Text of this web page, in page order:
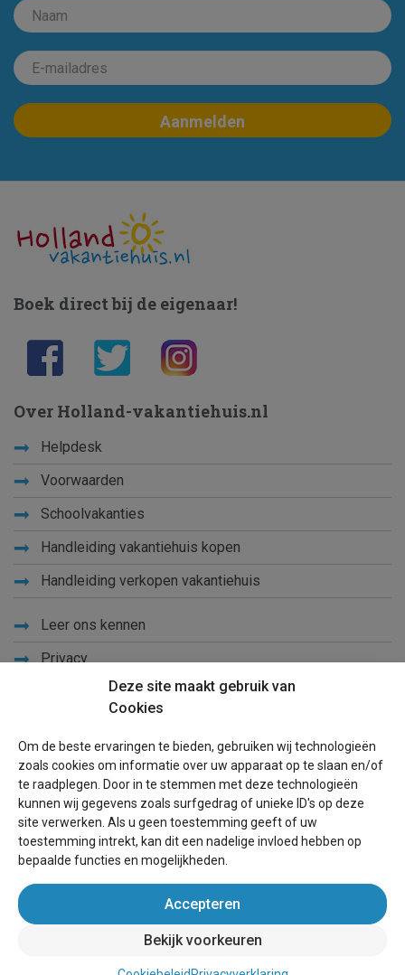
Deze site maakt gebruik van
Cookies
Om de beste ervaringen te bieden, gebruiken wij technologieën
zoals cookies om informatie over uw apparaat op te slaan en/of
te raadplegen. Door in te stemmen met deze technologieën
kunnen wij gegevens zoals surfgedrag of unieke ID's op deze
site verwerken. Als u geen toestemming geeft of uw
toestemming intrekt, kan dit een nadelige invloed hebben op
bepaalde functies en mogelijkheden.
Accepteren
Bekijk voorkeuren
Boek direct bij de eigenaar!
Over Holland-vakantiehuis.nl
Helpdesk
Voorwaarden
Schoolvakanties
Handleiding vakantiehuis kopen
Handleiding verkopen vakantiehuis
Leer ons kennen
Privacy
Blog
Voor eigenaren
Een advertentie plaatsen
Succesvol verhuren vakantiewoning
wereldvakantiehuis.nl(vakantiehuizen wereldwijd)